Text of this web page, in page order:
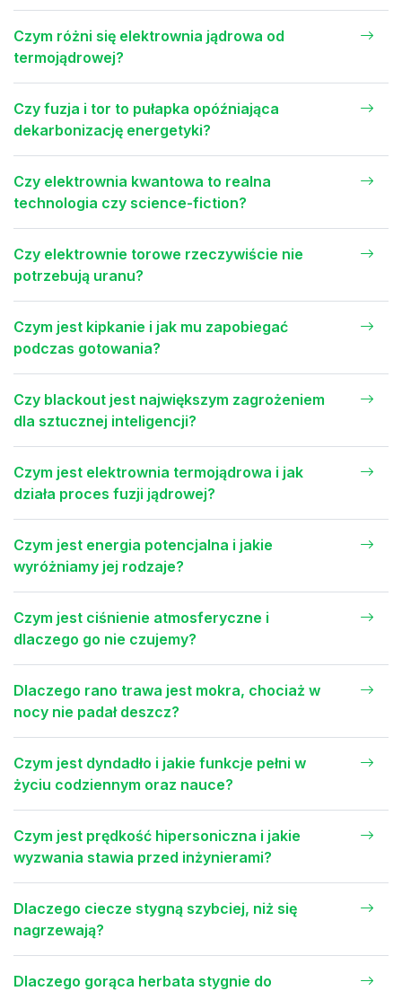
Czym różni się elektrownia jądrowa od
termojądrowej?
Czy fuzja i tor to pułapka opóźniająca
dekarbonizację energetyki?
Czy elektrownia kwantowa to realna
technologia czy science-fiction?
Czy elektrownie torowe rzeczywiście nie
potrzebują uranu?
Czym jest kipkanie i jak mu zapobiegać
podczas gotowania?
Czy blackout jest największym zagrożeniem
dla sztucznej inteligencji?
Czym jest elektrownia termojądrowa i jak
działa proces fuzji jądrowej?
Czym jest energia potencjalna i jakie
wyróżniamy jej rodzaje?
Czym jest ciśnienie atmosferyczne i
dlaczego go nie czujemy?
Dlaczego rano trawa jest mokra, chociaż w
nocy nie padał deszcz?
Czym jest dyndadło i jakie funkcje pełni w
życiu codziennym oraz nauce?
Czym jest prędkość hipersoniczna i jakie
wyzwania stawia przed inżynierami?
Dlaczego ciecze stygną szybciej, niż się
nagrzewają?
Dlaczego gorąca herbata stygnie do